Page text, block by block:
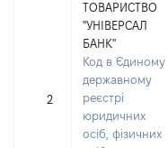
2
ТОВАРИСТВО
"УНІВЕРСАЛ
БАНК"
Код в Єдиному
державному
реєстрі
юридичних
осіб, фізичних